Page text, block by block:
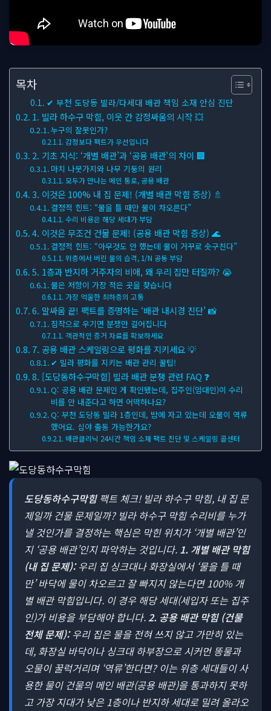
목차
✔ 부천 도당동 빌라/다세대 배관 책임 소재 안심 진단
1. 빌라 하수구 막힘, 이웃 간 감정싸움의 시작 💥
누구의 잘못인가?
감정보다 팩트가 우선입니다
2. 기초 지식: ‘개별 배관’과 ‘공용 배관’의 차이 🏢
마치 나뭇가지와 나무 기둥의 원리
모두가 만나는 메인 통로, 공용 배관
3. 이것은 100% 내 집 문제! (개별 배관 막힘 증상) 🚿
결정적 힌트: “물을 틀 때만 물이 차오른다”
수리 비용은 해당 세대가 부담
4. 이것은 무조건 건물 문제! (공용 배관 막힘 증상) 🌊
결정적 힌트: “아무것도 안 했는데 물이 거꾸로 솟구친다”
위층에서 버린 물의 습격, 1/N 공동 부담
5. 1층과 반지하 거주자의 비애, 왜 우리 집만 터질까? 😭
물은 저항이 가장 적은 곳을 찾습니다
가장 억울한 최하층의 고통
6. 말싸움 끝! 팩트를 증명하는 ‘배관 내시경 진단’ 📸
짐작으로 우기면 분쟁만 길어집니다
객관적인 증거 자료를 확보하세요
7. 공용 배관 스케일링으로 평화를 지키세요 💡
✔ 빌라 평화를 지키는 배관 관리 꿀팁!
8. [도당동하수구막힘] 빌라 배관 분쟁 관련 FAQ ❓
Q: 공용 배관 문제인 게 확인됐는데, 집주인(임대인)이 수리
비를 안 내준다고 하면 어떡하나요?
Q: 부천 도당동 빌라 1층인데, 밤에 자고 있는데 오물이 역류
했어요. 심야 출동 가능한가요?
배관클리닉 24시간 책임 소재 팩트 진단 및 스케일링 콜센터
도당동하수구막힘팩트 체크! 빌라 하수구 막힘, 내 집 문
제일까 건물 문제일까? 빌라 하수구 막힘 수리비를 누가
낼 것인가를 결정하는 핵심은 막힌 위치가 ‘개별 배관’인
지 ‘공용 배관’인지 파악하는 것입니다. 1. 개별 배관 막힘
(내 집 문제):우리 집 싱크대나 화장실에서 ‘물을 틀 때
만’ 바닥에 물이 차오르고 잘 빠지지 않는다면 100% 개
별 배관 막힘입니다. 이 경우 해당 세대(세입자 또는 집주
인)가 비용을 부담해야 합니다.2. 공용 배관 막힘 (건물
전체 문제):우리 집은 물을 전혀 쓰지 않고 가만히 있는
데, 화장실 바닥이나 싱크대 하부장으로 시커먼 똥물과
오물이 꿀럭거리며 ‘역류’한다면? 이는 위층 세대들이 사
용한 물이 건물의 메인 배관(공용 배관)을 통과하지 못하
고 가장 지대가 낮은 1층이나 반지하 세대로 밀려 올라오